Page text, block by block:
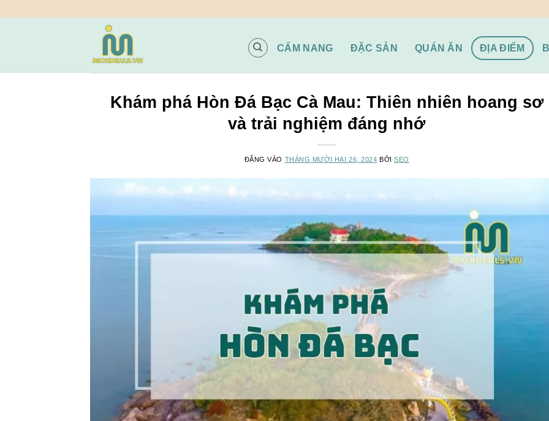
CẨM NANG ĐẶC SẢN QUÁN ĂN ĐỊA ĐIỂM
Khám phá Hòn Đá Bạc Cà Mau: Thiên nhiên hoang sơ
và trải nghiệm đáng nhớ
ĐĂNG VÀO THÁNG MƯỜI HAI 26, 2024 BỞISEO